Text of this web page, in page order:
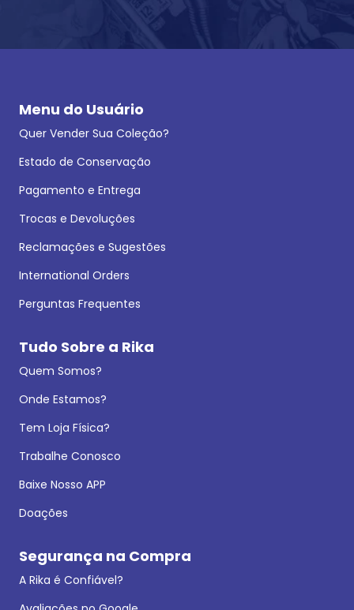
Menu do Usuário
Quer Vender Sua Coleção?
Estado de Conservação
Pagamento e Entrega
Trocas e Devoluções
Reclamações e Sugestões
International Orders
Perguntas Frequentes
Tudo Sobre a Rika
Quem Somos?
Onde Estamos?
Tem Loja Física?
Trabalhe Conosco
Baixe Nosso APP
Doações
Segurança na Compra
A Rika é Confiável?